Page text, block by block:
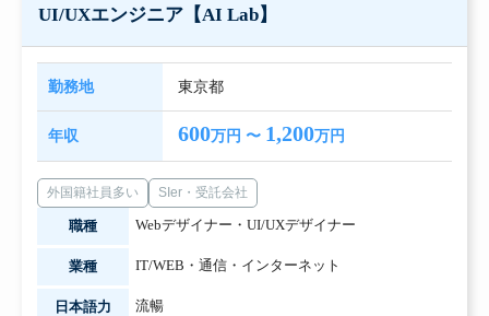
UI/UXエンジニア【AI Lab】
勤務地 東京都
年収 600万円 〜 1,200万円
外国籍社員多い SIer・受託会社
職種 Webデザイナー・UI/UXデザイナー
業種 IT/WEB・通信・インターネット
日本語力 流暢